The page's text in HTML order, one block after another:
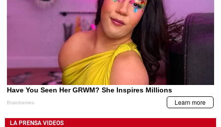
LA PRENSA VIDEOS